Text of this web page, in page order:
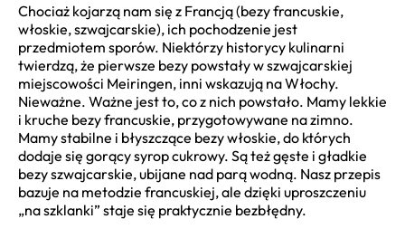
Chociaż kojarzą nam się z Francją (bezy francuskie,
włoskie, szwajcarskie), ich pochodzenie jest
przedmiotem sporów. Niektórzy historycy kulinarni
twierdzą, że pierwsze bezy powstały w szwajcarskiej
miejscowości Meiringen, inni wskazują na Włochy.
Nieważne. Ważne jest to, co z nich powstało. Mamy lekkie
i kruche bezy francuskie, przygotowywane na zimno.
Mamy stabilne i błyszczące bezy włoskie, do których
dodaje się gorący syrop cukrowy. Są też gęste i gładkie
bezy szwajcarskie, ubijane nad parą wodną. Nasz przepis
bazuje na metodzie francuskiej, ale dzięki uproszczeniu
„na szklanki” staje się praktycznie bezbłędny.